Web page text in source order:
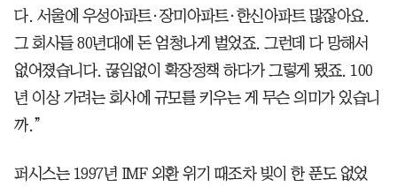
다. 서울에 우성아파트·장미아파트·한신아파트 많잖아요.
그 회사들 80년대에 돈 엄청나게 벌었죠. 그런데 다 망해서
없어졌습니다. 끊임없이 확장정책 하다가 그렇게 됐죠. 100
년 이상 가려는 회사에 규모를 키우는 게 무슨 의미가 있습니
까.”
퍼시스는 1997년 IMF 외환 위기 때조차 빚이 한 푼도 없었